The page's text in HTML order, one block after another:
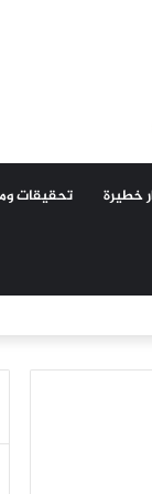
خطيرة تحقيقات